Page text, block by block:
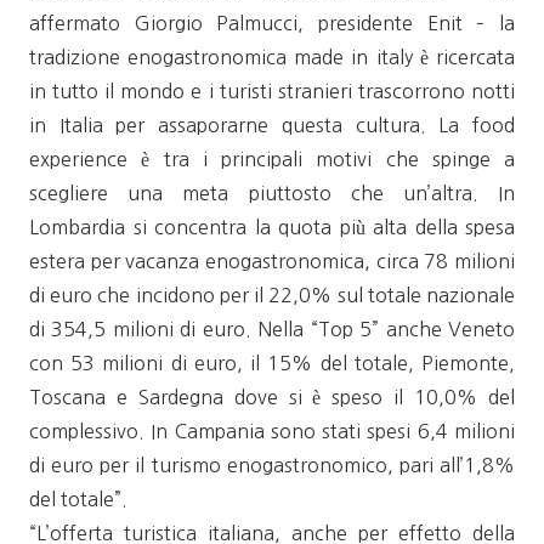
affermato Giorgio Palmucci, presidente Enit – la
tradizione enogastronomica made in italy è ricercata
in tutto il mondo e i turisti stranieri trascorrono notti
in Italia per assaporarne questa cultura. La food
experience è tra i principali motivi che spinge a
scegliere una meta piuttosto che un’altra. In
Lombardia si concentra la quota più alta della spesa
estera per vacanza enogastronomica, circa 78 milioni
di euro che incidono per il 22,0% sul totale nazionale
di 354,5 milioni di euro. Nella “Top 5” anche Veneto
con 53 milioni di euro, il 15% del totale, Piemonte,
Toscana e Sardegna dove si è speso il 10,0% del
complessivo. In Campania sono stati spesi 6,4 milioni
di euro per il turismo enogastronomico, pari all’1,8%
del totale”.
“L’offerta turistica italiana, anche per effetto della